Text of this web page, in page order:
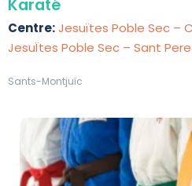
Karaté
Centre:Jesuïtes Poble Sec –
JesuÏtes Poble Sec – Sant
Sants-Montjuïc